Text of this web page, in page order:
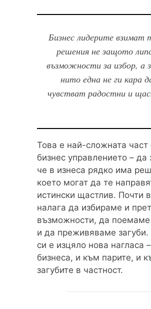
Бизнес лидерите взимат
решения не защото
възможности за избор, а
нито една не ги кара
чувстват радостни и
Това е най-сложната част
бизнес управлението – да
че в изнеса рядко има
което могат да те
истински щастлив. Почти
налага да избираме и
възможности, да поемаме
и да преживяваме загуби.
си е изцяло нова нагласа
бизнеса, и към парите, и
загубите в частност.